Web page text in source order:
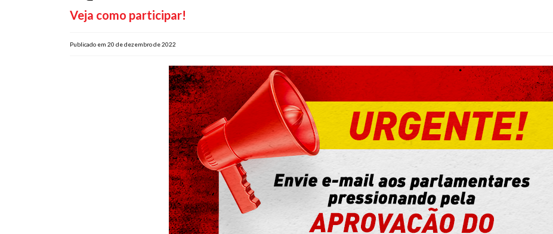
Veja como participar!
Publicado em 20 de dezembro de 2022